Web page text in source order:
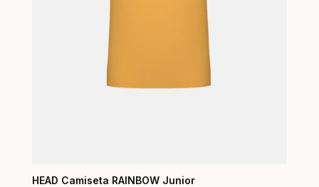
HEAD Camiseta RAINBOW Junior